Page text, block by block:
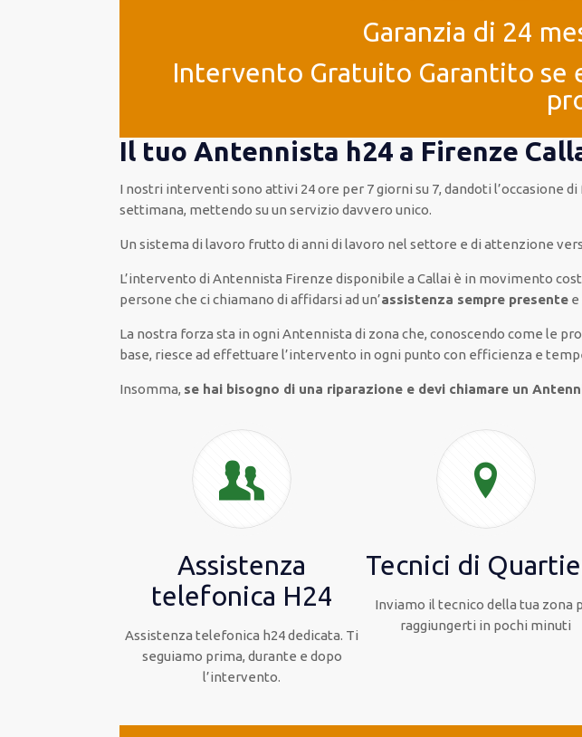
Garanzia di 24
Intervento Gratuito Garantito se
Il tuo Antennista h24 a Firenze
I nostri interventi sono attivi 24 ore per 7 giorni su 7, dandoti l’occasione di
settimana, mettendo su un serviziodavvero unico.
Un sistema di lavoro frutto di anni di lavoro nel settore e di attenzione
L’intervento di Antennista Firenzedisponibile a Callai è in movimento
persone che ci chiamano diaffidarsi ad un’assistenza sempre presente
La nostra forza sta in ogni Antennista di zona che, conoscendo come le
base, riesce ad effettuare l’intervento in ogni punto con efficienza e
Insomma, se hai bisogno di una riparazione e devi chiamare un
Assistenza
telefonica H24
Assistenza telefonica h24 dedicata. Ti
seguiamo prima, durante e dopo
l’intervento.
Tecnici di
Inviamo il tecnico della tua zona
raggiungerti in pochi minuti